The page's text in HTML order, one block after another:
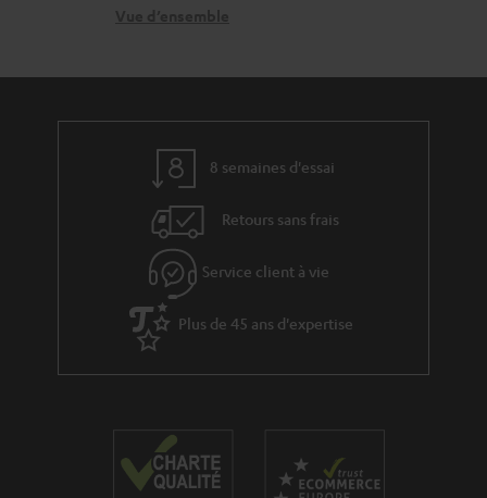
l
a
r
a
8 semaines d'essai
Retours sans frais
Service client à vie
Plus de 45 ans d'expertise